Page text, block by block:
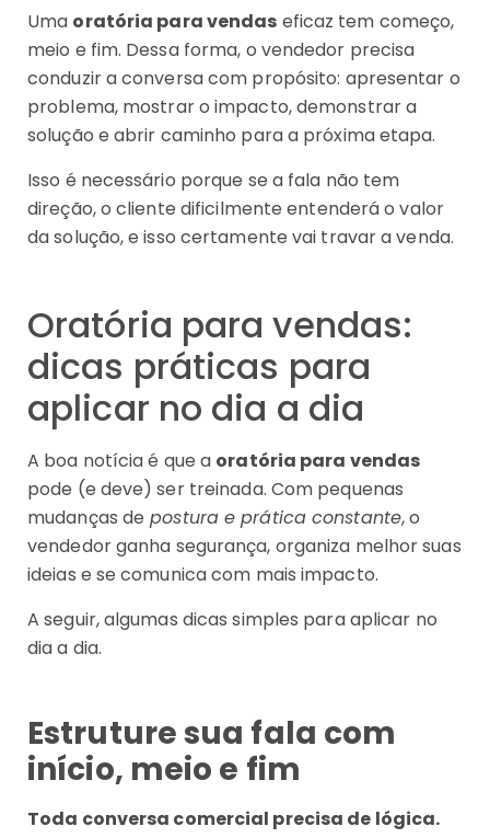
Uma oratória para vendas eficaz tem começo,
meio e fim. Dessa forma, o vendedor precisa
conduzir a conversa com propósito: apresentar o
problema, mostrar o impacto, demonstrar a
solução e abrir caminho para a próxima etapa.
Isso é necessário porque se a fala não tem
direção, o cliente dificilmente entenderá o valor
da solução, e isso certamente vai travar a venda.
Oratória para vendas:
dicas práticas para
aplicar no dia a dia
A boa notícia é que a oratória para vendas
pode (e deve) ser treinada. Com pequenas
mudanças de postura e prática constante, o
vendedor ganha segurança, organiza melhor suas
ideias e se comunica com mais impacto.
A seguir, algumas dicas simples para aplicar no
dia a dia.
Estruture sua fala com
início, meio e fim
Toda conversa comercial precisa de lógica.